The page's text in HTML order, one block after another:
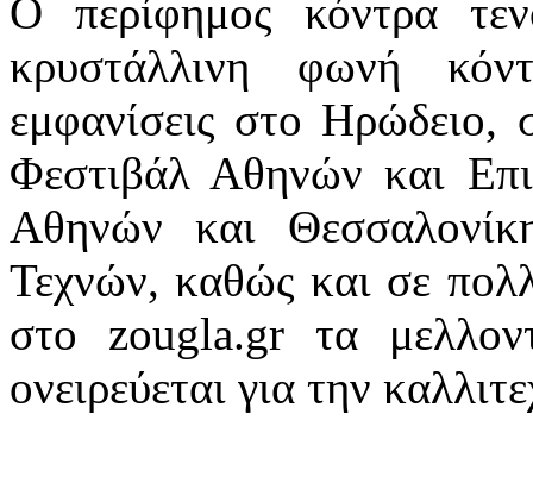
Ο περίφημος κόντρα
κρυστάλλινη φωνή
εμφανίσεις στο
Φεστιβάλ Αθηνών και
Αθηνών και
Τεχνών, καθώς και σε
στο zougla.gr τα
ονειρεύεται για την